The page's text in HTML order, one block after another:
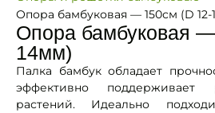
Опора бамбуковая — 150см (D 12-
Опора бамбуковая
14мм)
Палка бамбук обладает
эффективно
растений. Идеально